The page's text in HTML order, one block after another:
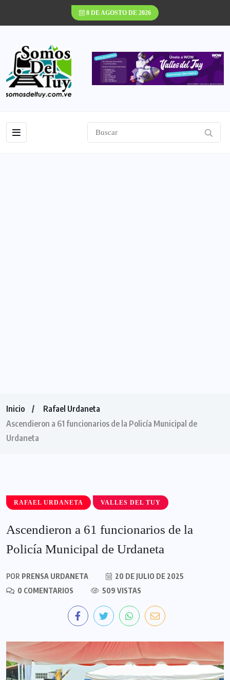
8 DE AGOSTO DE 2026
Inicio
Rafael Urdaneta
Ascendieron a 61 funcionarios de la Policía Municipal de
Urdaneta
RAFAEL URDANETA VALLES DEL TUY
Ascendieron a 61 funcionarios de la
Policía Municipal de Urdaneta
POR PRENSA URDANETA
20 DE JULIO DE 2025
0 COMENTARIOS
509 VISTAS